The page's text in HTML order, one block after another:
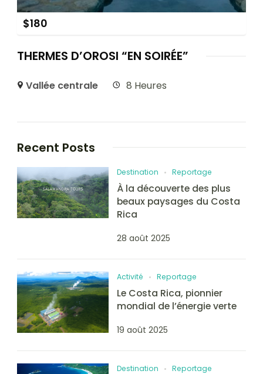
$180
THERMES D’OROSI “EN SOIRÉE”
Vallée centrale 8 Heures
Recent Posts
Destination Reportage
À la découverte des plus
beaux paysages du Costa
Rica
28 août 2025
Activité Reportage
Le Costa Rica, pionnier
mondial de l’énergie verte
19 août 2025
Destination Reportage